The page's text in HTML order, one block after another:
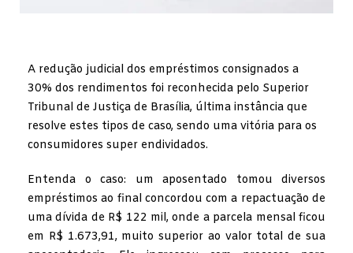
A redução judicial dos empréstimos consignados a
30% dos rendimentos foi reconhecida pelo Superior
Tribunal de Justiça de Brasília, última instância que
resolve estes tipos de caso, sendo uma vitória para os
consumidores super endividados.
Entenda o caso: um aposentado tomou diversos
empréstimos ao final concordou com a repactuação de
uma dívida de R$ 122 mil, onde a parcela mensal ficou
em R$ 1.673,91, muito superior ao valor total de sua